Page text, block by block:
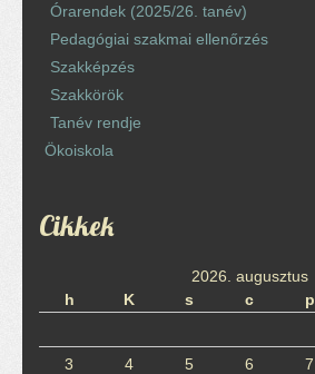
Órarendek (2025/26. tanév)
Pedagógiai szakmai ellenőrzés
Szakképzés
Szakkörök
Tanév rendje
Ökoiskola
Cikkek
2026. augusztus
h
K s c p
3
4 5 6 7